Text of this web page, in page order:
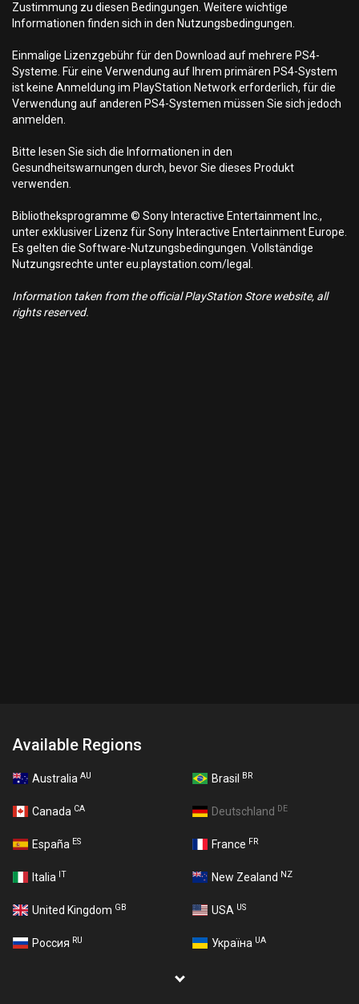
Zustimmung zu diesen Bedingungen. Weitere wichtige
Informationen finden sich in den Nutzungsbedingungen.
Einmalige Lizenzgebühr für den Download auf mehrere PS4-
Systeme. Für eine Verwendung auf Ihrem primären PS4-System
ist keine Anmeldung im PlayStation Network erforderlich, für die
Verwendung auf anderen PS4-Systemen müssen Sie sich jedoch
anmelden.
Bitte lesen Sie sich die Informationen in den
Gesundheitswarnungen durch, bevor Sie dieses Produkt
verwenden.
Bibliotheksprogramme © Sony Interactive Entertainment Inc.,
unter exklusiver Lizenz für Sony Interactive Entertainment Europe.
Es gelten die Software-Nutzungsbedingungen. Vollständige
Nutzungsrechte unter eu.playstation.com/legal.
Information taken from the official PlayStation Store website, all
rights reserved.
Available Regions
Australia AU Brasil BR
Canada CA Deutschland DE
España ES France FR
Italia IT New Zealand NZ
United Kingdom GB USA US
Россия RU Україна UA